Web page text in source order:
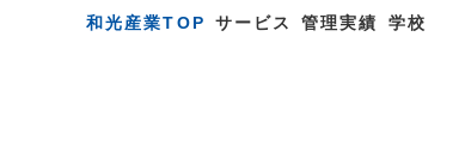
和光産業TOP サービス 管理実績 学校